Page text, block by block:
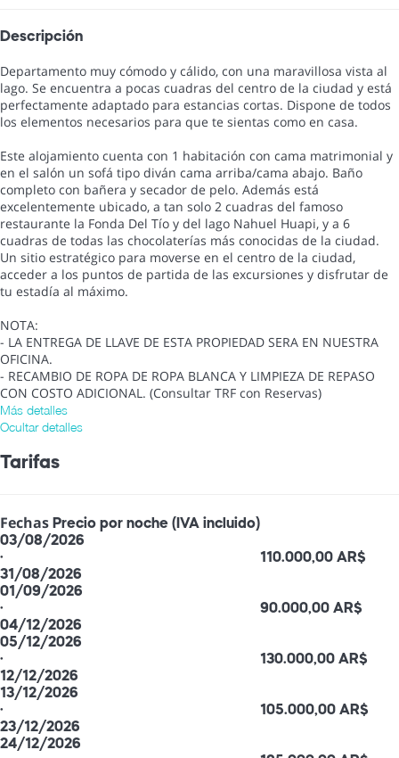
Descripción
Departamento muy cómodo y cálido, con una maravillosa vista al
lago. Se encuentra a pocas cuadras del centro de la ciudad y está
perfectamente adaptado para estancias cortas. Dispone de todos
los elementos necesarios para que te sientas como en casa.
Este alojamiento cuenta con 1 habitación con cama matrimonial y
en el salón un sofá tipo diván cama arriba/cama abajo. Baño
completo con bañera y secador de pelo. Además está
excelentemente ubicado, a tan solo 2 cuadras del famoso
restaurante la Fonda Del Tío y del lago Nahuel Huapi, y a 6
cuadras de todas las chocolaterías más conocidas de la ciudad.
Un sitio estratégico para moverse en el centro de la ciudad,
acceder a los puntos de partida de las excursiones y disfrutar de
tu estadía al máximo.
NOTA:
- LA ENTREGA DE LLAVE DE ESTA PROPIEDAD SERA EN NUESTRA
OFICINA.
- RECAMBIO DE ROPA DE ROPA BLANCA Y LIMPIEZA DE REPASO
CON COSTO ADICIONAL. (Consultar TRF con Reservas)
Más detalles
Ocultar detalles
Tarifas
Fechas Precio por noche (IVA incluido)
03/08/2026
·
31/08/2026
110.000,00 AR$
01/09/2026
·
04/12/2026
90.000,00 AR$
05/12/2026
·
12/12/2026
130.000,00 AR$
13/12/2026
·
23/12/2026
105.000,00 AR$
24/12/2026